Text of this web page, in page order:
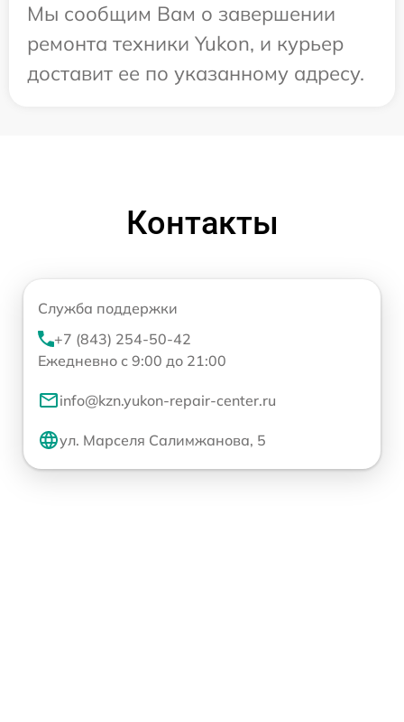
Мы сообщим Вам о завершении
ремонта техники Yukon, и курьер
доставит ее по указанному адресу.
Контакты
Служба поддержки
+7 (843) 254-50-42
Ежедневно с 9:00 до 21:00
info@kzn.yukon-repair-center.ru
ул. Марселя Салимжанова, 5